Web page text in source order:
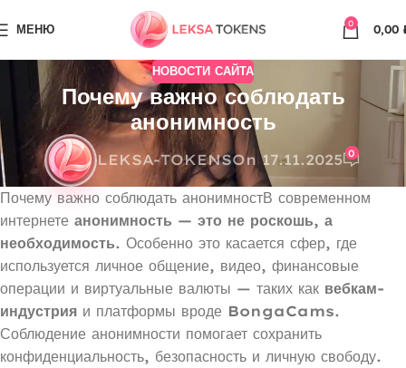
МЕНЮ 0 0,00
НОВОСТИ САЙТА
Почему важно соблюдать
анонимность
LEKSA-TOKENSOn 17.11.2025 0
Почему важно соблюдать анонимностВ современном
интернете анонимность — это не роскошь, а
необходимость. Особенно это касается сфер, где
используется личное общение, видео, финансовые
операции и виртуальные валюты — таких как вебкам-
индустрия и платформы вроде BongaCams.
Соблюдение анонимности помогает сохранить
конфиденциальность, безопасность и личную свободу.